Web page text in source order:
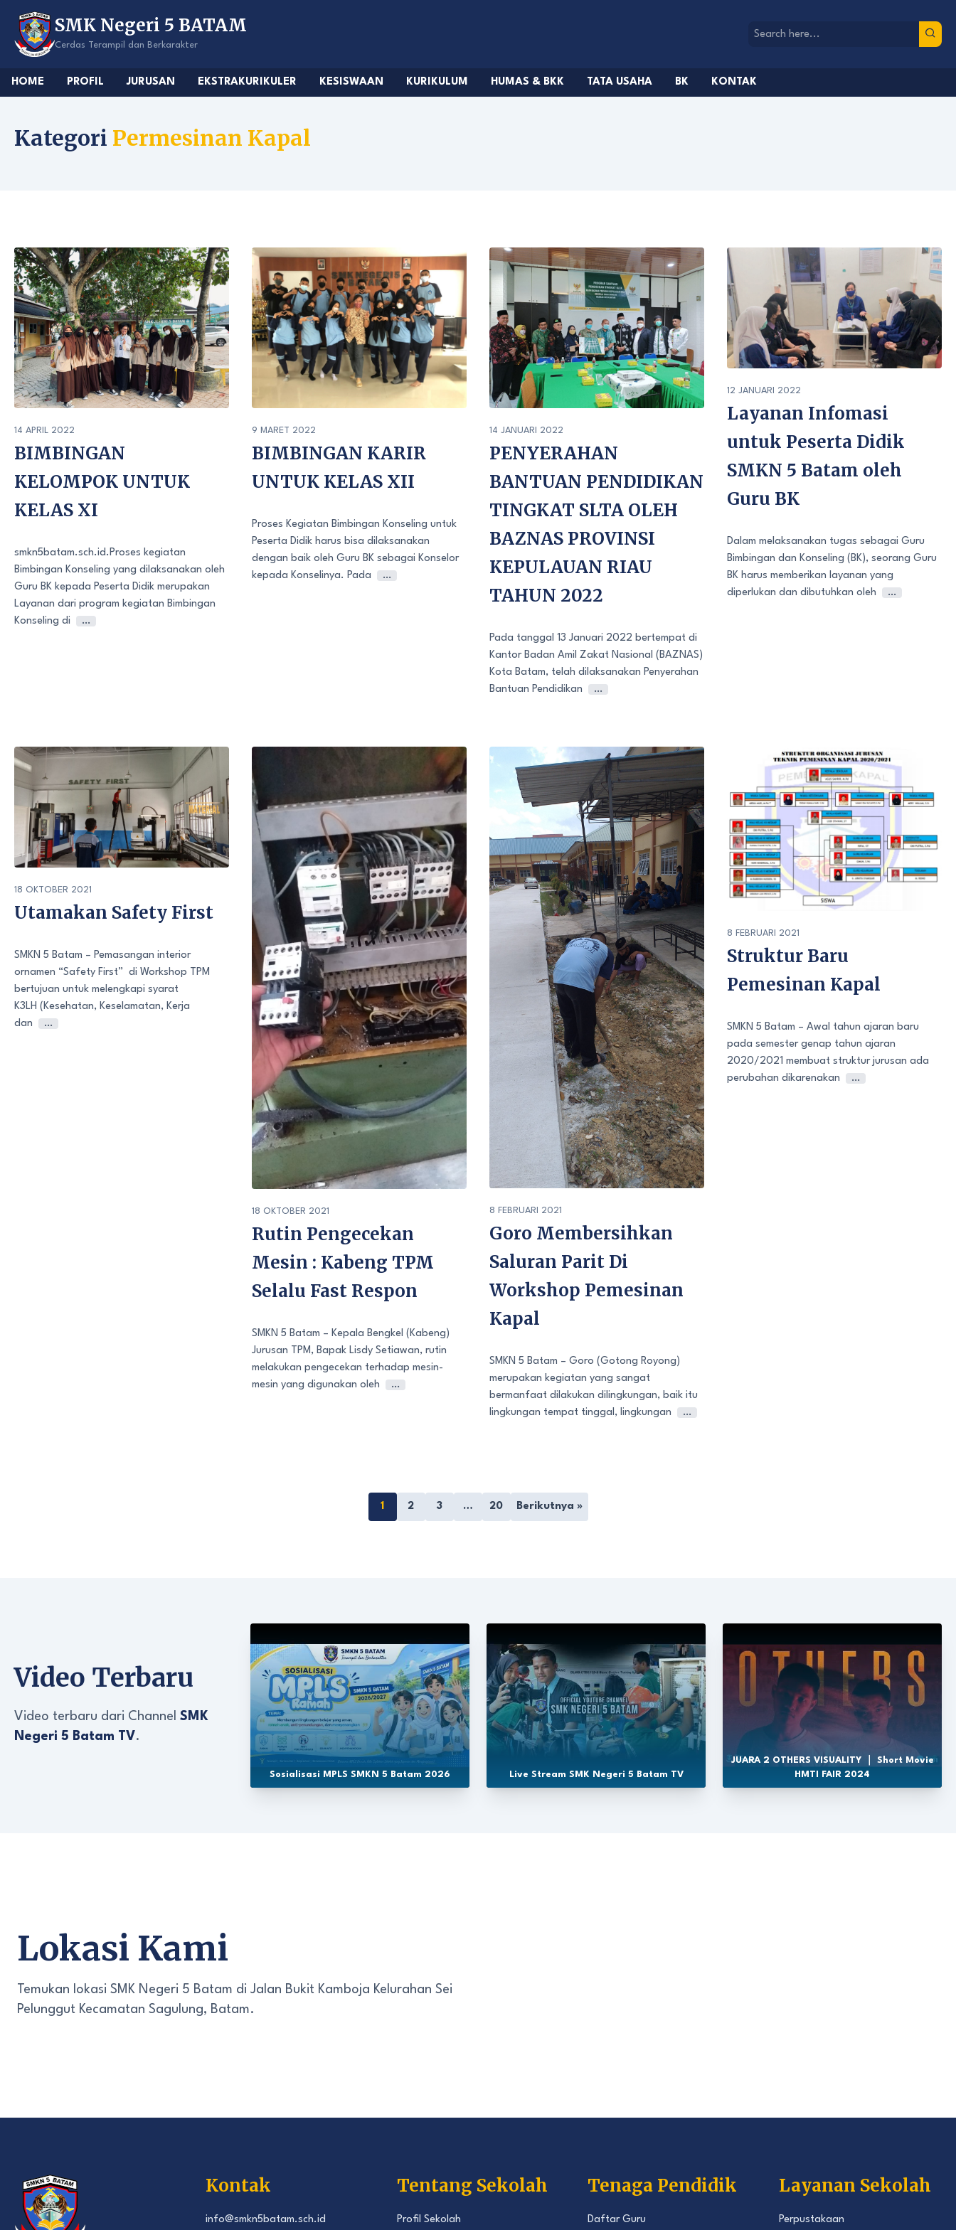
content
SMK Negeri 5 BATAM
Cerdas Terampil dan Berkarakter
HOME PROFIL JURUSAN EKSTRAKURIKULER KESISWAAN KURIKULUM HUMAS & BKK TATA USAHA BK KONTAK
Kategori Permesinan Kapal
14 APRIL 2022
BIMBINGAN
KELOMPOK UNTUK
KELAS XI
smkn5batam.sch.id.Proses kegiatan
Bimbingan Konseling yang dilaksanakan oleh
Guru BK kepada Peserta Didik merupakan
Layanan dari program kegiatan Bimbingan
Konseling di
…
9 MARET 2022
BIMBINGAN KARIR
UNTUK KELAS XII
Proses Kegiatan Bimbingan Konseling untuk
Peserta Didik harus bisa dilaksanakan
dengan baik oleh Guru BK sebagai Konselor
kepada Konselinya. Pada
…
14 JANUARI 2022
PENYERAHAN
BANTUAN PENDIDIKAN
TINGKAT SLTA OLEH
BAZNAS PROVINSI
KEPULAUAN RIAU
TAHUN 2022
Pada tanggal 13 Januari 2022 bertempat di
Kantor Badan Amil Zakat Nasional (BAZNAS)
Kota Batam, telah dilaksanakan Penyerahan
Bantuan Pendidikan
…
12 JANUARI 2022
Layanan Infomasi
untuk Peserta Didik
SMKN 5 Batam oleh
Guru BK
Dalam melaksanakan tugas sebagai Guru
Bimbingan dan Konseling (BK), seorang Guru
BK harus memberikan layanan yang
diperlukan dan dibutuhkan oleh
…
18 OKTOBER 2021
Utamakan Safety First
SMKN 5 Batam – Pemasangan interior
ornamen “Safety First” di Workshop TPM
bertujuan untuk melengkapi syarat
K3LH (Kesehatan, Keselamatan, Kerja
dan
…
18 OKTOBER 2021
Rutin Pengecekan
Mesin : Kabeng TPM
Selalu Fast Respon
SMKN 5 Batam – Kepala Bengkel (Kabeng)
Jurusan TPM, Bapak Lisdy Setiawan, rutin
melakukan pengecekan terhadap mesin-
mesin yang digunakan oleh
…
8 FEBRUARI 2021
Goro Membersihkan
Saluran Parit Di
Workshop Pemesinan
Kapal
SMKN 5 Batam – Goro (Gotong Royong)
merupakan kegiatan yang sangat
bermanfaat dilakukan dilingkungan, baik itu
lingkungan tempat tinggal, lingkungan
…
8 FEBRUARI 2021
Struktur Baru
Pemesinan Kapal
SMKN 5 Batam – Awal tahun ajaran baru
pada semester genap tahun ajaran
2020/2021 membuat struktur jurusan ada
perubahan dikarenakan
…
1 2 3 … 20 Berikutnya »
Video Terbaru
Video terbaru dari Channel SMK
Negeri 5 Batam TV.
Sosialisasi MPLS SMKN 5 Batam 2026 Live Stream SMK Negeri 5 Batam TV
JUARA 2 OTHERS VISUALITY ｜ Short Movie
HMTI FAIR 2024
Lokasi Kami
Temukan lokasi SMK Negeri 5 Batam di Jalan Bukit Kamboja Kelurahan Sei
Pelunggut Kecamatan Sagulung, Batam.
Kontak
info@smkn5batam.sch.id
Tentang Sekolah
Profil Sekolah
Tenaga Pendidik
Daftar Guru
Layanan Sekolah
Perpustakaan